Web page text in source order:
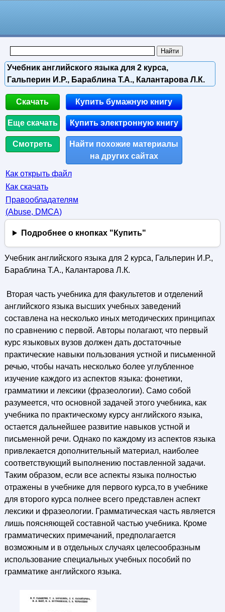
Учебник английского языка для 2 курса,
Гальперин И.Р., Бараблина Т.А., Калантарова Л.К.
Скачать
Еще скачать
Смотреть
Купить бумажную книгу
Купить электронную книгу
Найти похожие материалы
на других сайтах
Как открыть файл
Как скачать
Правообладателям
(Abuse, DMСA)
Подробнее о кнопках "Купить"
Учебник английского языка для 2 курса, Гальперин И.Р.,
Бараблина Т.А., Калантарова Л.К.
Вторая часть учебника для факультетов и отделений
английского языка высших учебных заведений
составлена на несколько иных методических принципах
по сравнению с первой. Авторы полагают, что первый
курс языковых вузов должен дать достаточные
практические навыки пользования устной и письменной
речью, чтобы начать несколько более углубленное
изучение каждого из аспектов языка: фонетики,
грамматики и лексики (фразеологии). Само собой
разумеется, что основной задачей этого учебника, как
учебника по практическому курсу английского языка,
остается дальнейшее развитие навыков устной и
письменной речи. Однако по каждому из аспектов языка
привлекается дополнительный материал, наиболее
соответствующий выполнению поставленной задачи.
Таким образом, если все аспекты языка полностью
отражены в учебнике для первого курса,то в учебнике
для второго курса полнее всего представлен аспект
лексики и фразеологии. Грамматическая часть является
лишь поясняющей составной частью учебника. Кроме
грамматических примечаний, предполагается
возможным и в отдельных случаях целесообразным
использование специальных учебных пособий по
грамматике английского языка.